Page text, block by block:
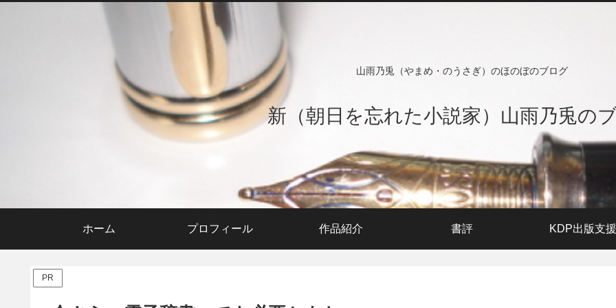
山雨乃兎（やまめ・のうさぎ）のほのぼのブログ
新（朝日を忘れた小説家）山雨乃兎の
ホーム プロフィール 作品紹介 書評 KDP出版支援
PR